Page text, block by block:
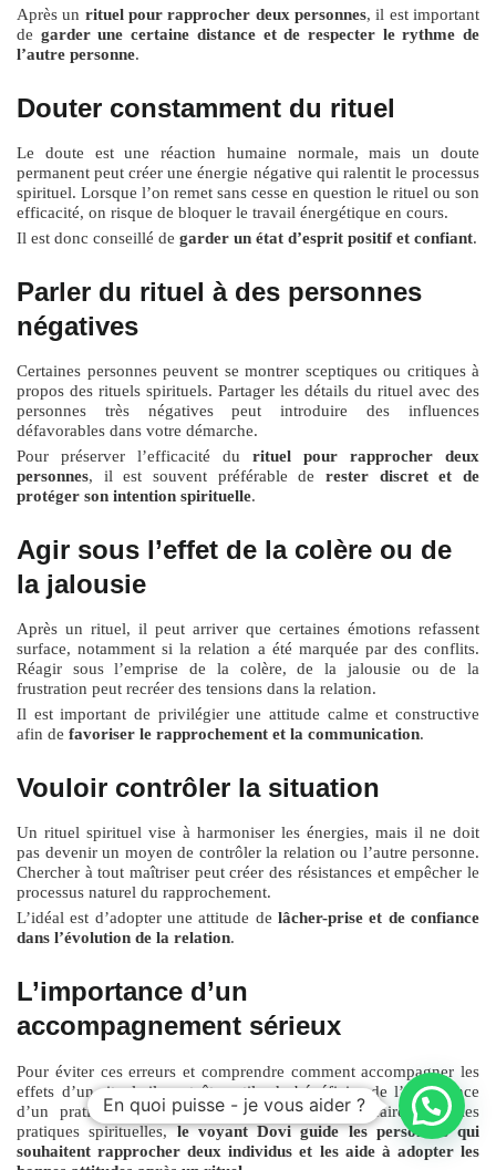
Après un rituel pour rapprocher deux personnes, il est important
de garder une certaine distance et de respecter le rythme de
l’autre personne.
Douter constamment du rituel
Le doute est une réaction humaine normale, mais un doute
permanent peut créer une énergie négative qui ralentit le processus
spirituel. Lorsque l’on remet sans cesse en question le rituel ou son
efficacité, on risque de bloquer le travail énergétique en cours.
Il est donc conseillé de garder un état d’esprit positif et confiant.
Parler du rituel à des personnes
négatives
Certaines personnes peuvent se montrer sceptiques ou critiques à
propos des rituels spirituels. Partager les détails du rituel avec des
personnes très négatives peut introduire des influences
défavorables dans votre démarche.
Pour préserver l’efficacité du rituel pour rapprocher deux
personnes, il est souvent préférable de rester discret et de
protéger son intention spirituelle.
Agir sous l’effet de la colère ou de
la jalousie
Après un rituel, il peut arriver que certaines émotions refassent
surface, notamment si la relation a été marquée par des conflits.
Réagir sous l’emprise de la colère, de la jalousie ou de la
frustration peut recréer des tensions dans la relation.
Il est important de privilégier une attitude calme et constructive
afin de favoriser le rapprochement et la communication.
Vouloir contrôler la situation
Un rituel spirituel vise à harmoniser les énergies, mais il ne doit
pas devenir un moyen de contrôler la relation ou l’autre personne.
Chercher à tout maîtriser peut créer des résistances et empêcher le
processus naturel du rapprochement.
L’idéal est d’adopter une attitude de lâcher-prise et de confiance
dans l’évolution de la relation.
L’importance d’un
accompagnement sérieux
Pour éviter ces erreurs et comprendre comment accompagner les
effets d’un rituel, il peut être utile de bénéficier de l’expérience
d’un praticien compétent. Grâce à son savoir-faire dans les
pratiques spirituelles,le voyant Dovi guide les personnes qui
souhaitent rapprocher deux individus et les aide à adopter les
En quoi puisse - je vous aider ?